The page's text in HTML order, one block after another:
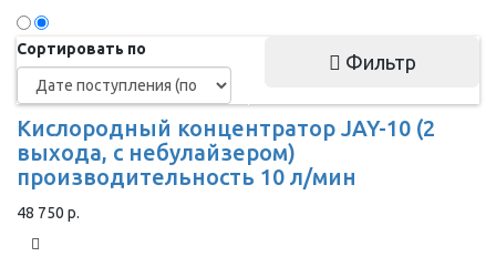
Сортировать по
Фильтр
Кислородный концентратор JAY-10 (2
выхода, с небулайзером)
производительность 10 л/мин
48 750 р.